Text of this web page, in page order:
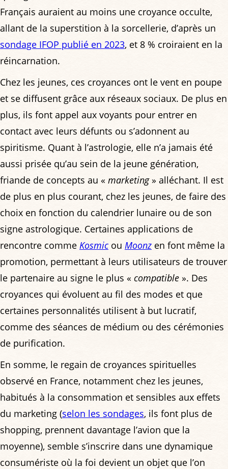
Français auraient au moins une croyance occulte,
allant de la superstition à la sorcellerie, d’après un
sondage IFOP publié en 2023, et 8 % croiraient en la
réincarnation.
Chez les jeunes, ces croyances ont le vent en poupe
et se diffusent grâce aux réseaux sociaux. De plus en
plus, ils font appel aux voyants pour entrer en
contact avec leurs défunts ou s’adonnent au
spiritisme. Quant à l’astrologie, elle n’a jamais été
aussi prisée qu’au sein de la jeune génération,
friande de concepts au « marketing » alléchant. Il est
de plus en plus courant, chez les jeunes, de faire des
choix en fonction du calendrier lunaire ou de son
signe astrologique. Certaines applications de
rencontre comme Kosmic ou Moonz en font même la
promotion, permettant à leurs utilisateurs de trouver
le partenaire au signe le plus « compatible ». Des
croyances qui évoluent au fil des modes et que
certaines personnalités utilisent à but lucratif,
comme des séances de médium ou des cérémonies
de purification.
En somme, le regain de croyances spirituelles
observé en France, notamment chez les jeunes,
habitués à la consommation et sensibles aux effets
du marketing (selon les sondages, ils font plus de
shopping, prennent davantage l’avion que la
moyenne), semble s’inscrire dans une dynamique
consumériste où la foi devient un objet que l’on